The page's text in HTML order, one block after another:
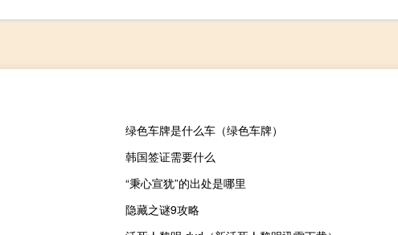
绿色车牌是什么车（绿色车牌）
韩国签证需要什么
“秉心宣犹”的出处是哪里
隐藏之谜9攻略